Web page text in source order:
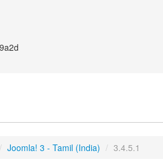
/ Joomla! 3 - Tamil (India) / 3.4.5.1